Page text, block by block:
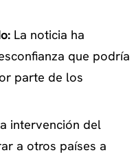
La noticia ha
que podría
parte de los
intervención del
a otros países a